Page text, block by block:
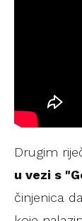
Drugim
u vezi s
činjenica